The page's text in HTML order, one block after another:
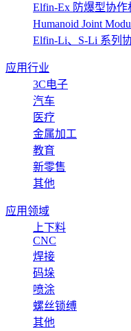
Elfin-Ex 防爆型协作
Humanoid Joint
Elfin-Li、S-Li 系列
应用行业
3C电子
汽车
医疗
金属加工
教育
新零售
其他
应用领域
上下料
CNC
焊接
码垛
喷涂
螺丝锁缚
其他